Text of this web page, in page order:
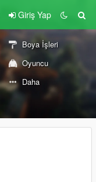
Giriş Yap
Boya İşleri
Oyuncu
Daha